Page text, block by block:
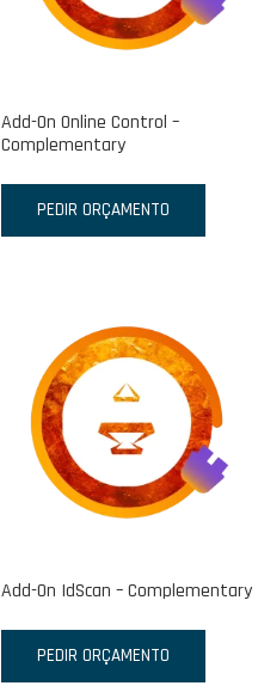
Add-On Online Control –
Complementary
PEDIR ORÇAMENTO
Add-On IdScan – Complementary
PEDIR ORÇAMENTO